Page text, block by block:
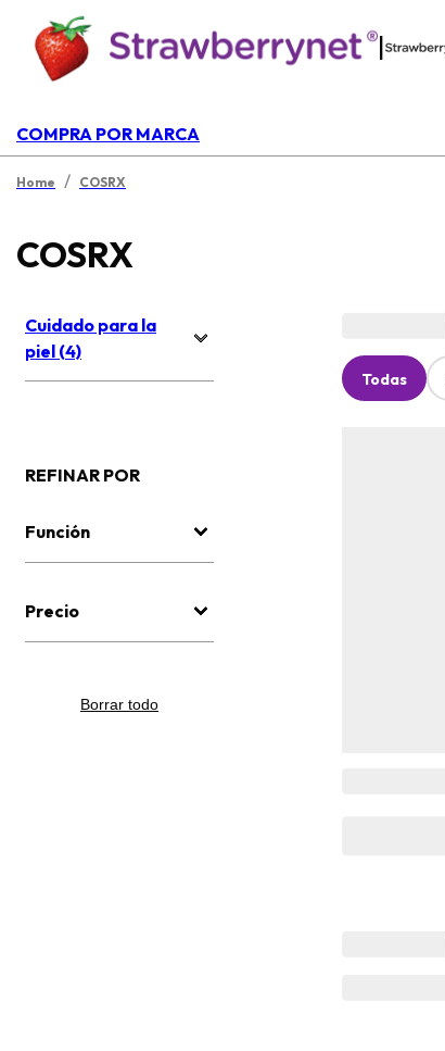
|
COMPRA POR MARCA
Home / COSRX
COSRX
Cuidado para la
piel (4)
REFINAR POR
Función
Precio
Borrar todo
Todas